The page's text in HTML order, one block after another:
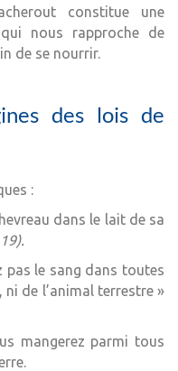
constitue une
nous rapproche de
de se nourrir.
des lois de
:
dans le lait de sa
pas le sang dans toutes
ni de l’animal terrestre »
mangerez parmi tous